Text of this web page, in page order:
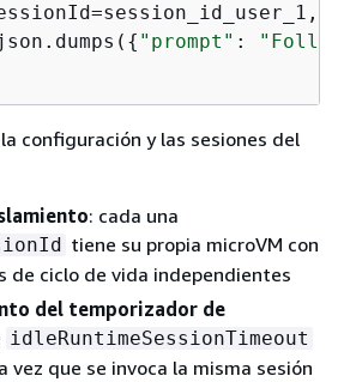
{ "prompt" :
configuración y las sesiones del
: cada una
tiene su propia microVM con
de ciclo de vida independientes
del temporizador de
idleRuntimeSessionTimeout
vez que se invoca la misma sesión